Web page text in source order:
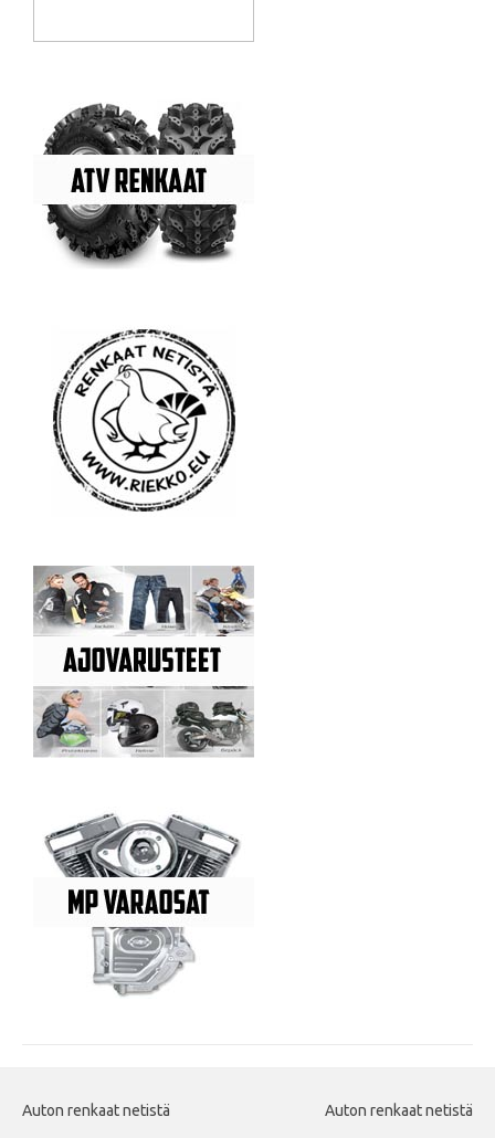
Auton renkaat netistä Auton renkaat netistä